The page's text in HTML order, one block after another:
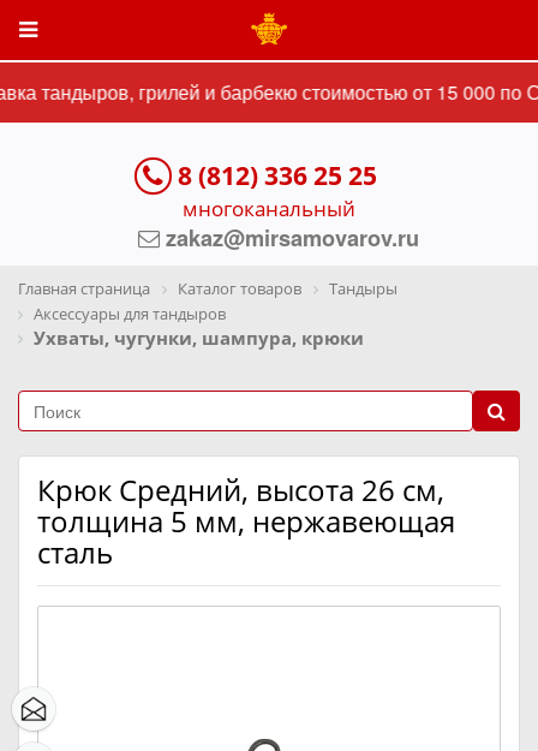
тандыров, грилей и барбекю стоимостью от 15 000 по
8 (812) 336 25 25
многоканальный
zakaz@mirsamovarov.ru
Главная страница Каталог товаров
Тандыры
Аксессуары для тандыров
Ухваты, чугунки, шампура, крюки
Крюк Средний, высота 26 см,
толщина 5 мм, нержавеющая
сталь